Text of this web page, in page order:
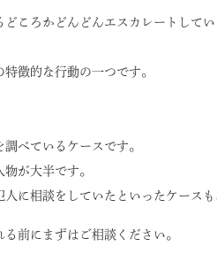
ころかどんどんエスカレートして
徴的な行動の一つです。
べているケースです。
が大半です。
に相談をしていたといったケースも
前にまずはご相談ください。